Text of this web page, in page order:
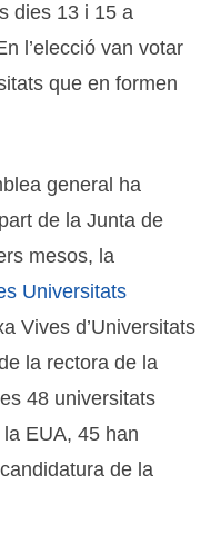
dies 13 i 15 a
l’elecció van votar
que en formen
general ha
de la Junta de
mesos, la
Universitats
Vives d’Universitats
la rectora de la
48 universitats
EUA, 45 han
de la